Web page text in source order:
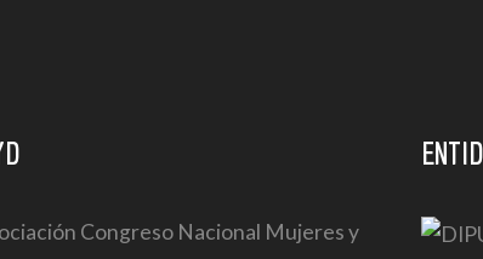
Congreso Nacional Mujeres y